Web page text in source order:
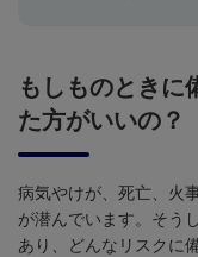
もしものときに
た方がいいの？
病気やけが、死亡、火
が潜んでいます。そう
あり、どんなリスクに